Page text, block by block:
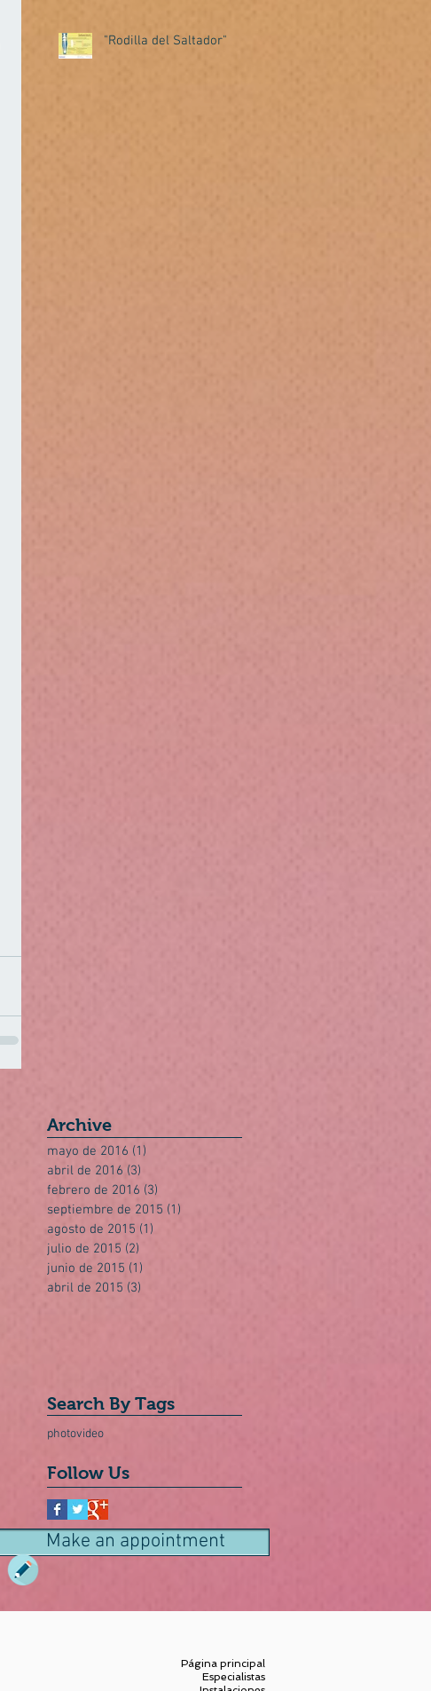
"Rodilla del Saltador"
Archive
mayo de 2016 (1)
abril de 2016 (3)
febrero de 2016 (3)
septiembre de 2015 (1)
agosto de 2015 (1)
julio de 2015 (2)
junio de 2015 (1)
abril de 2015 (3)
Search By Tags
photovideo
Follow Us
Make an appointment
Página principal
Especialistas